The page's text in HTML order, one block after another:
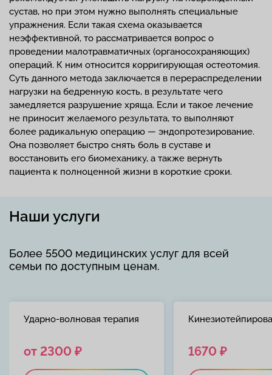
сустав, но при этом нужно выполнять специальные
упражнения. Если такая схема оказывается
неэффективной, то рассматривается вопрос о
проведении малотравматичных (органосохраняющих)
операций. К ним относится корригирующая остеотомия.
Суть данного метода заключается в перераспределении
нагрузки на бедренную кость, в результате чего
замедляется разрушение хряща. Если и такое лечение
не приносит желаемого результата, то выполняют
более радикальную операцию — эндопротезирование.
Она позволяет быстро снять боль в суставе и
восстановить его биомеханику, а также вернуть
пациента к полноценной жизни в короткие сроки.
Наши услуги
Более 5500 медицинских услуг для всей
семьи по доступным ценам.
Ударно-волновая терапия
от 2300 ₽ 1670 ₽